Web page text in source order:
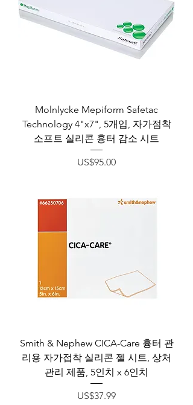
Molnlycke Mepiform Safetac
Technology 4"x7", 5개입, 자가점착
소프트 실리콘 흉터 감소 시트
가격
US$95.00
Smith & Nephew CICA-Care 흉터 관
리용 자가접착 실리콘 젤 시트, 상처
관리 제품, 5인치 x 6인치
가격
US$37.99